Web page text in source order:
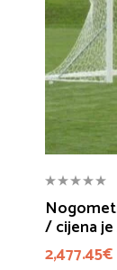
/ cijena je
2,477.45€